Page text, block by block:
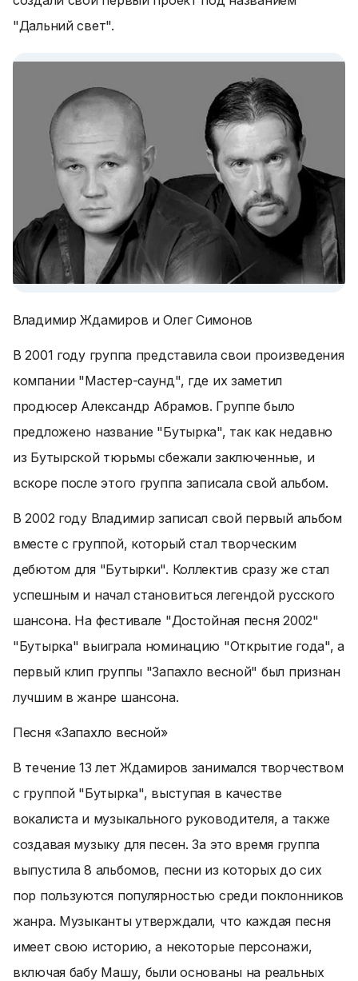
"Дальний свет".
Владимир Ждамиров и Олег Симонов
В 2001 году группа представила свои произведения
компании "Мастер-саунд", где их заметил
продюсер Александр Абрамов. Группе было
предложено название "Бутырка", так как недавно
из Бутырской тюрьмы сбежали заключенные, и
вскоре после этого группа записала свой альбом.
В 2002 году Владимир записал свой первый альбом
вместе с группой, который стал творческим
дебютом для "Бутырки". Коллектив сразу же стал
успешным и начал становиться легендой русского
шансона. На фестивале "Достойная песня 2002"
"Бутырка" выиграла номинацию "Открытие года", а
первый клип группы "Запахло весной" был признан
лучшим в жанре шансона.
Песня «Запахло весной»
В течение 13 лет Ждамиров занимался творчеством
с группой "Бутырка", выступая в качестве
вокалиста и музыкального руководителя, а также
создавая музыку для песен. За это время группа
выпустила 8 альбомов, песни из которых до сих
пор пользуются популярностью среди поклонников
жанра. Музыканты утверждали, что каждая песня
имеет свою историю, а некоторые персонажи,
включая бабу Машу, были основаны на реальных